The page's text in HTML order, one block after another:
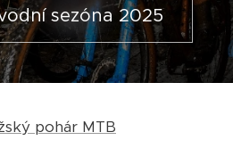
sezóna 2025
pohár MTB